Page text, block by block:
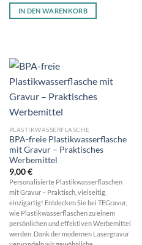
IN DEN WARENKORB
PLASTIKWASSERFLASCHE
BPA-freie Plastikwasserflasche
mit Gravur – Praktisches
Werbemittel
9,00€
Personalisierte Plastikwasserflaschen
mit Gravur – Praktisch, vielseitig,
einzigartig! Entdecken Sie bei TEGravur,
wie Plastikwasserflaschen zu einem
persönlichen und effektiven Werbemittel
werden. Dank der modernen Lasergravur